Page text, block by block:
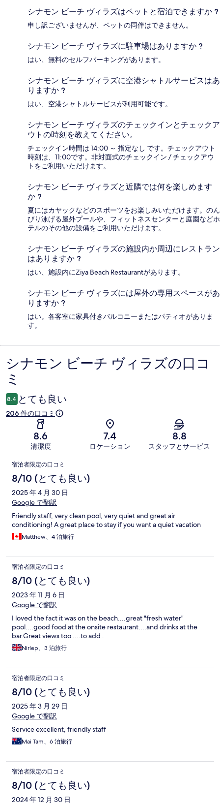
シナモン ビーチ ヴィラズはペットと宿泊できますか ?
申し訳ございませんが、ペットの同伴はできません。
シナモン ビーチ ヴィラズに駐車場はありますか ?
はい、無料のセルフパーキングがあります。
シナモン ビーチ ヴィラズに空港シャトルサービスはあ
りますか ?
はい、空港シャトルサービスが利用可能です。
シナモン ビーチ ヴィラズのチェックインとチェックア
ウトの時刻を教えてください。
チェックイン時間は 14:00 ～ 指定なし です。チェックアウト
時刻は、11:00です。非対面式のチェックイン / チェックアウ
トをご利用いただけます。
シナモン ビーチ ヴィラズと近隣では何を楽しめます
か ?
夏にはカヤックなどのスポーツをお楽しみいただけます。のん
びり泳げる屋外プールや、フィットネスセンターと庭園などホ
テルのその他の設備をご利用いただけます。
シナモン ビーチ ヴィラズの施設内か周辺にレストラン
はありますか ?
はい、施設内にZiya Beach Restaurantがあります。
シナモン ビーチ ヴィラズには屋外の専用スペースがあ
りますか ?
はい。各客室に家具付きバルコニーまたはパティオがありま
す。
口
コ
ミ
シナモン ビーチ ヴィラズの口コ
ミ
8.4 とても良い
206 件の口コミ
8.6
清潔度
7.4
ロケーション
8.8
スタッフとサービス
口
コ
ミ
宿泊者限定の口コミ
8/10 (とても良い)
2025 年 4 月 30 日
Google で翻訳
Friendly staff, very clean pool, very quiet and great air
conditioning! A great place to stay if you want a quiet vacation
Matthew、4 泊旅行
宿泊者限定の口コミ
8/10 (とても良い)
2023 年 11 月 6 日
Google で翻訳
I loved the fact it was on the beach....great "fresh water"
pool....good food at the onsite restaurant....and drinks at the
bar.Great views too ....to add .
Nirlep、3 泊旅行
宿泊者限定の口コミ
8/10 (とても良い)
2025 年 3 月 29 日
Google で翻訳
Service excellent, friendly staff
Mai Tam、6 泊旅行
宿泊者限定の口コミ
8/10 (とても良い)
2024 年 12 月 30 日